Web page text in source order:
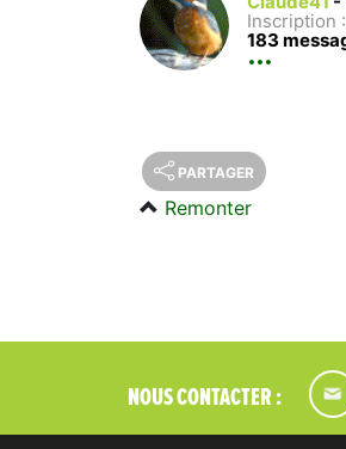
Inscription
183
PARTAGER
Remonter
NOUS CONTACTER :